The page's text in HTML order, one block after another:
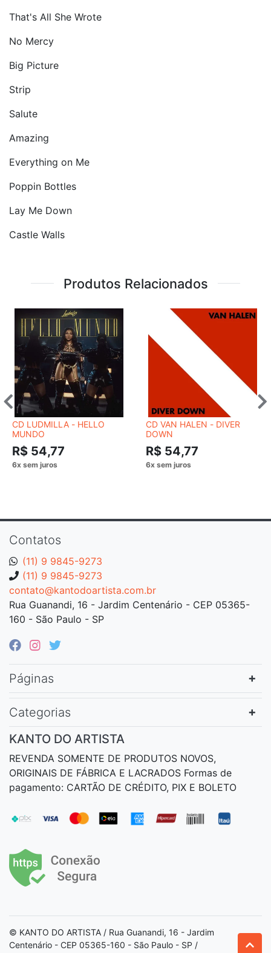
That's All She Wrote
No Mercy
Big Picture
Strip
Salute
Amazing
Everything on Me
Poppin Bottles
Lay Me Down
Castle Walls
Produtos Relacionados
CD LUDMILLA - HELLO
MUNDO
R$ 54,77
CD VAN HALEN - DIVER
DOWN
R$ 54,77
Contatos
(11) 9 9845-9273
(11) 9 9845-9273
contato@kantodoartista.com.br
Rua Guanandi, 16 - Jardim Centenário - CEP 05365-
160 - São Paulo - SP
Páginas
Categorias
KANTO DO ARTISTA
REVENDA SOMENTE DE PRODUTOS NOVOS,
ORIGINAIS DE FÁBRICA E LACRADOS Formas de
pagamento: CARTÃO DE CRÉDITO, PIX E BOLETO
© KANTO DO ARTISTA / Rua Guanandi, 16 - Jardim
Centenário - CEP 05365-160 - São Paulo - SP /